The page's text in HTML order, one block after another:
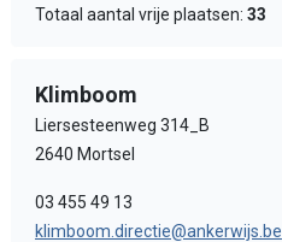
Totaal aantal vrije plaatsen: 33
Klimboom
Liersesteenweg 314_B
2640 Mortsel
03 455 49 13
klimboom.directie@ankerwijs.be